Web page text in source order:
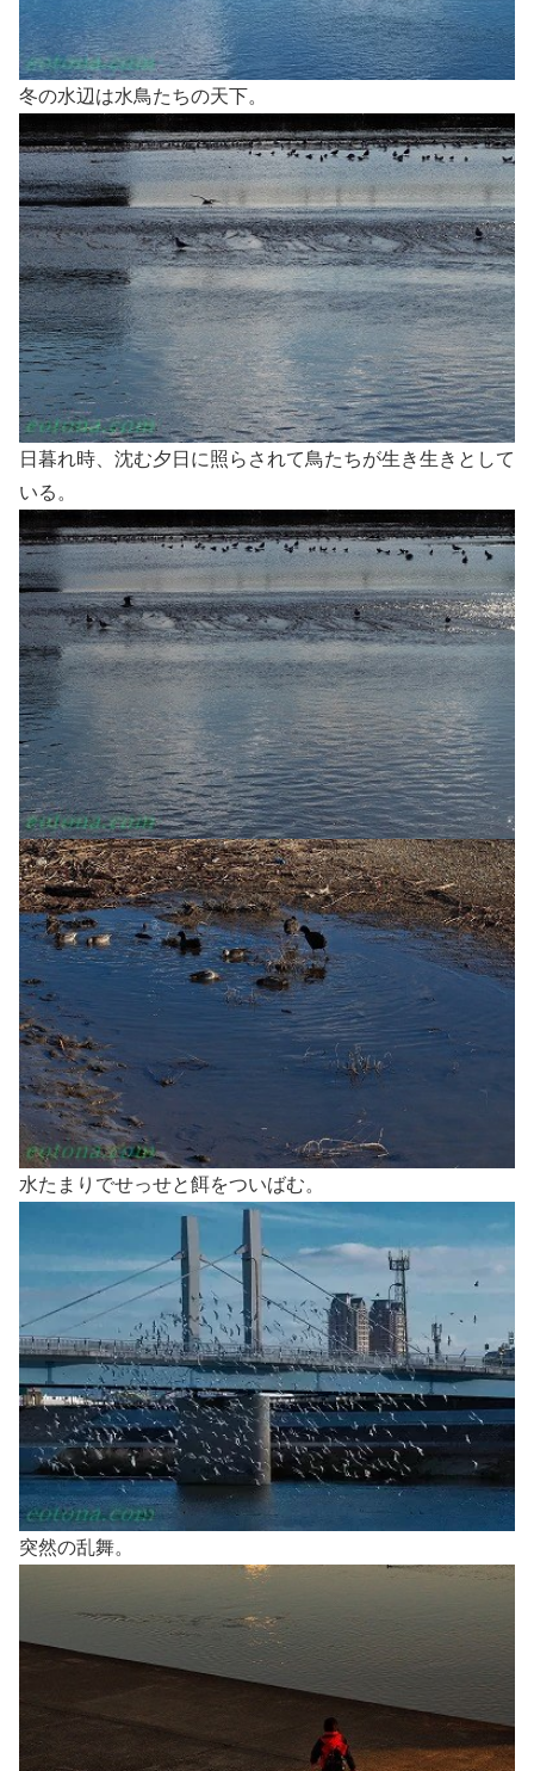
冬の水辺は水鳥たちの天下。
日暮れ時、沈む夕日に照らされて鳥たちが生き生きとして
いる。
水たまりでせっせと餌をついばむ。
突然の乱舞。